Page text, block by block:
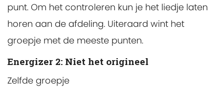
punt. Om het controleren kun je het liedje laten
horen aan de afdeling. Uiteraard wint het
groepje met de meeste punten.
Energizer 2: Niet het origineel
Zelfde groepje